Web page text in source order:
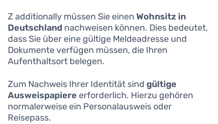
Z additionally müssen Sie einen Wohnsitz in
Deutschland nachweisen können. Dies bedeutet,
dass Sie über eine gültige Meldeadresse und
Dokumente verfügen müssen, die Ihren
Aufenthaltsort belegen.
Zum Nachweis Ihrer Identität sind gültige
Ausweispapiere erforderlich. Hierzu gehören
normalerweise ein Personalausweis oder
Reisepass.